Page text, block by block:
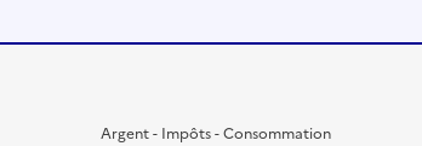
Argent - Impôts - Consommation